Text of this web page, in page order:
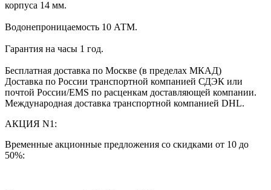
корпуса 14 мм.
Водонепроницаемость 10 АТМ.
Гарантия на часы 1 год.
Бесплатная доставка по Москве (в пределах МКАД)
Доставка по России транспортной компанией СДЭК или
почтой России/EMS по расценкам доставляющей компании.
Международная доставка транспортной компанией DHL.
АКЦИЯ N1:
Временные акционные предложения со скидками от 10 до
50%: